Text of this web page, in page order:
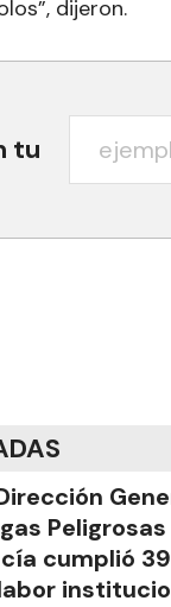
dijeron.
tu
cumplió